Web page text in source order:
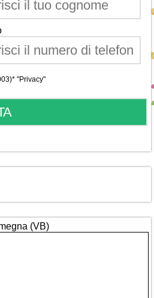
"Privacy"
(VB)